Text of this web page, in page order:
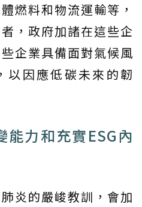
燃料和物流運輸等，
，政府加諸在這些企
企業具備面對氣候風
以因應低碳未來的韌
力和充實ESG內
炎的嚴峻教訓，會加